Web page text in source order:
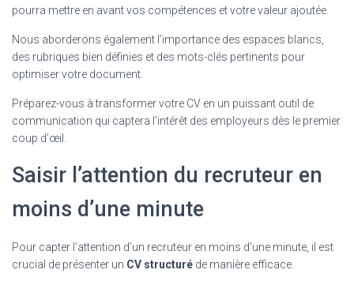
pourra mettre en avant vos compétences et votre valeur ajoutée.
Nous aborderons également l’importance des espaces blancs,
des rubriques bien définies et des mots-clés pertinents pour
optimiser votre document.
Préparez-vous à transformer votre CV en un puissant outil de
communication qui captera l’intérêt des employeurs dès le premier
coup d’œil.
Saisir l’attention du recruteur en
moins d’une minute
Pour capter l’attention d’un recruteur en moins d’une minute, il est
crucial de présenter un CV structuré de manière efficace.